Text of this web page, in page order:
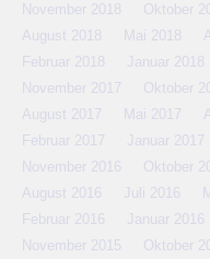
November 2018
Oktober
August 2018
Mai 2018
Februar 2018
Januar 2018
November 2017
Oktober
August 2017
Mai 2017
Februar 2017
Januar 2017
November 2016
Oktober
August 2016
Juli 2016
Februar 2016
Januar 2016
November 2015
Oktober